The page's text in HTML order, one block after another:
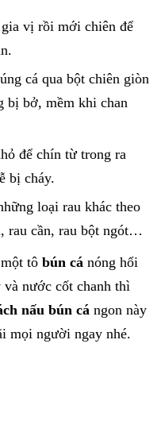
vị rồi mới chiên để
cá qua bột chiên giòn
bị bở, mềm khi chan
để chín từ trong ra
bị cháy.
loại rau khác theo
rau cần, rau bột ngót…
tô bún cá nóng hổi
nước cốt chanh thì
nấu bún cá ngon này
mọi người ngay nhé.